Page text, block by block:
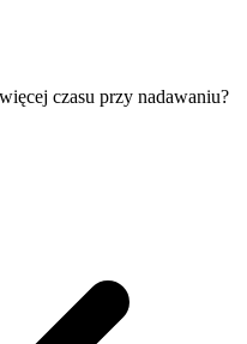
czasu przy nadawaniu?